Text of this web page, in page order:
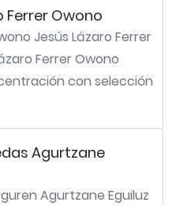
Ferrer Owono
Jesús Lázaro Ferrer
Ferrer Owono
con selección
Agurtzane
Agurtzane Eguiluz